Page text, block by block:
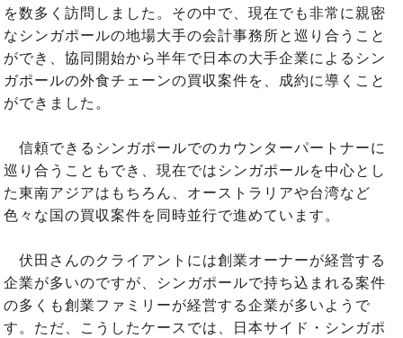
を数多く訪問しました。その中で、現在でも非常に親密
なシンガポールの地場大手の会計事務所と巡り合うこと
ができ、協同開始から半年で日本の大手企業によるシン
ガポールの外食チェーンの買収案件を、成約に導くこと
ができました。
信頼できるシンガポールでのカウンターパートナーに
巡り合うこともでき、現在ではシンガポールを中心とし
た東南アジアはもちろん、オーストラリアや台湾など
色々な国の買収案件を同時並行で進めています。
伏田さんのクライアントには創業オーナーが経営する
企業が多いのですが、シンガポールで持ち込まれる案件
の多くも創業ファミリーが経営する企業が多いようで
す。ただ、こうしたケースでは、日本サイド・シンガポ